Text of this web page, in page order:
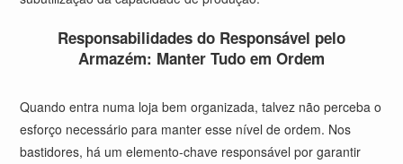
Responsabilidades do Responsável pelo
Armazém: Manter Tudo em Ordem
Quando entra numa loja bem organizada, talvez não perceba o
esforço necessário para manter esse nível de ordem. Nos
bastidores, há um elemento-chave responsável por garantir